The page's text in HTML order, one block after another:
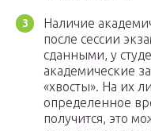
Наличие
после сессии
сданными, у
академические
«хвосты». На их
определенное
получится, это